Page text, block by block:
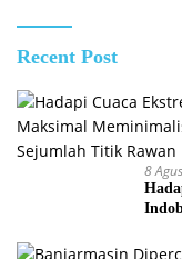
Recent Post
8
Titik